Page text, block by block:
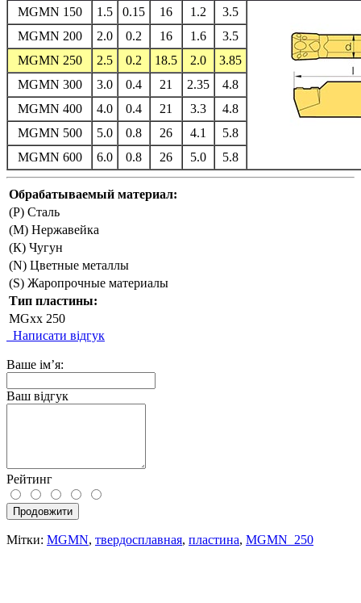
MGMN 150
1.5 0.15 16 1.2
3.5
MGMN 200
2.0 0.2 16 1.6
3.5
MGMN 250
2.5 0.2 18.5 2.0
3.85
MGMN 300
3.0 0.4 21 2.35
4.8
MGMN 400
4.0 0.4 21 3.3
4.8
MGMN 500
5.0 0.8 26 4.1
5.8
MGMN 600
6.0 0.8 26 5.0 5.8
Обрабатываемый материал:
(P) Сталь
(М) Нержавейка
(К) Чугун
(N) Цветные металлы
(S) Жаропрочные материалы
Тип пластины:
MGxx 250
Написати відгук
Ваше ім’я:
Ваш відгук
Рейтинг
Продовжити
Мітки: MGMN, твердосплавная, пластина, MGMN_250